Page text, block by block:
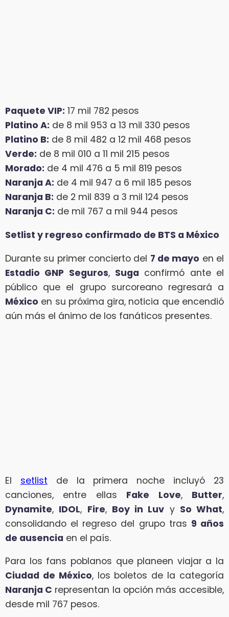
Paquete VIP: 17 mil 782 pesos
Platino A: de 8 mil 953 a 13 mil 330 pesos
Platino B: de 8 mil 482 a 12 mil 468 pesos
Verde: de 8 mil 010 a 11 mil 215 pesos
Morado: de 4 mil 476 a 5 mil 819 pesos
Naranja A: de 4 mil 947 a 6 mil 185 pesos
Naranja B: de 2 mil 839 a 3 mil 124 pesos
Naranja C: de mil 767 a mil 944 pesos
Setlist y regreso confirmado de BTS a México
Durante su primer concierto del 7 de mayo en el
Estadio GNP Seguros, Suga confirmó ante el
público que el grupo surcoreano regresará a
México en su próxima gira, noticia que encendió
aún más el ánimo de los fanáticos presentes.
El setlist de la primera noche incluyó 23
canciones, entre ellas Fake Love, Butter,
Dynamite, IDOL, Fire, Boy in Luv y So What,
consolidando el regreso del grupo tras 9 años
de ausencia en el país.
Para los fans poblanos que planeen viajar a la
Ciudad de México, los boletos de la categoría
Naranja C representan la opción más accesible,
desde mil 767 pesos.